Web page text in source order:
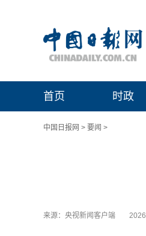
首页 时政
中国日报网 > 要闻 >
来源：央视新闻客户端